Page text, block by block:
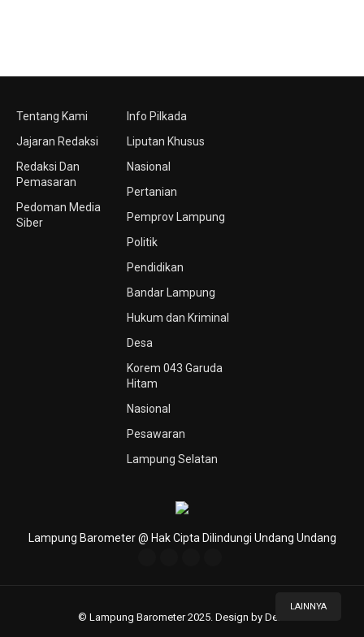
LAINNYA
Tentang Kami
Jajaran Redaksi
Redaksi Dan
Pemasaran
Pedoman Media
Siber
Info Pilkada
Liputan Khusus
Nasional
Pertanian
Pemprov Lampung
Politik
Pendidikan
Bandar Lampung
Hukum dan Kriminal
Desa
Korem 043 Garuda
Hitam
Nasional
Pesawaran
Lampung Selatan
Lampung Barometer @ Hak Cipta Dilindungi Undang Undang
© Lampung Barometer 2025. Design by Deni